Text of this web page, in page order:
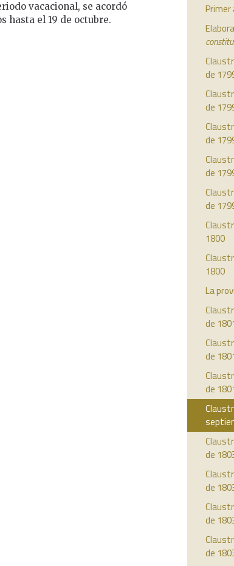
Primer
de
de
de
de
de
1800
1800
La
de
de
de
de
de
de
de
vacacional, se acordó
hasta el 19 de octubre.